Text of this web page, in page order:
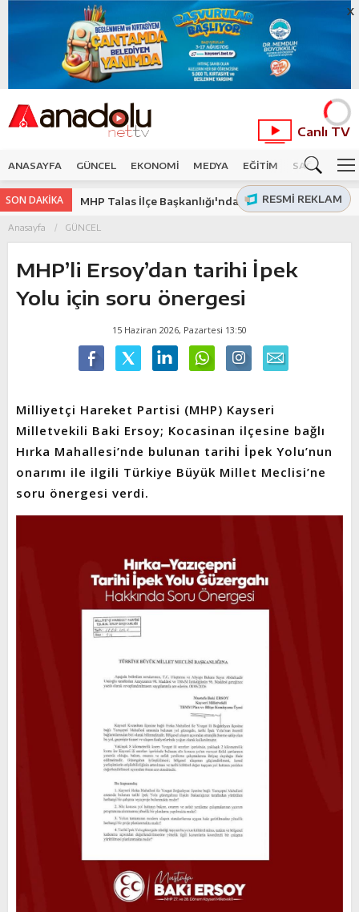
X
Canlı TV
ANASAYFA GÜNCEL EKONOMİ MEDYA EĞİTİM SAĞLIK
RESMI REKLAM
SON DAKİKA
MHP Talas İlçe Başkanlığı'nda Kayhan Saraç güven
Anasayfa GÜNCEL
MHP’li Ersoy’dan tarihi İpek
Yolu için soru önergesi
15 Haziran 2026, Pazartesi 13:50
Milliyetçi Hareket Partisi (MHP) Kayseri
Milletvekili Baki Ersoy; Kocasinan ilçesine bağlı
Hırka Mahallesi’nde bulunan tarihi İpek Yolu’nun
onarımı ile ilgili Türkiye Büyük Millet Meclisi’ne
soru önergesi verdi.